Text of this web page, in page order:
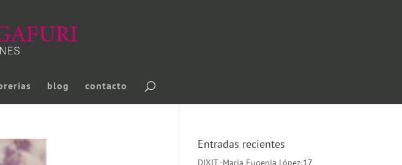
blog contacto
Entradas recientes
DIXIT -María Eugenia López 17